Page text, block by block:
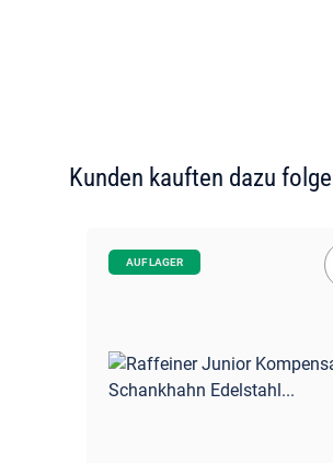
Kunden kauften dazu
AUF LAGER